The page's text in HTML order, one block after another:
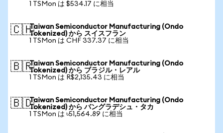
1 TSMon は $534.17 に相当
🇨🇭Taiwan Semiconductor Manufacturing (Ondo
Tokenized) から スイスフラン
1 TSMon は CHF 337.37 に相当
🇧🇷Taiwan Semiconductor Manufacturing (Ondo
Tokenized) から ブラジル・レアル
1 TSMon は R$2,135.43 に相当
🇧🇩Taiwan Semiconductor Manufacturing (Ondo
Tokenized) から バングラデシュ・タカ
1 TSMon は ৳51,564.89 に相当